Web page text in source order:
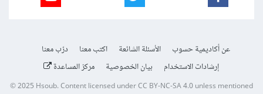
عن أكاديمية حسوب الأسئلة الشائعة اكتب معنا
درّب معنا
إرشادات الاستخدام
بيان الخصوصية مركز المساعدة
© 2025Hsoub.Content licensed underCC BY-NC-SA 4.0unless mentioned